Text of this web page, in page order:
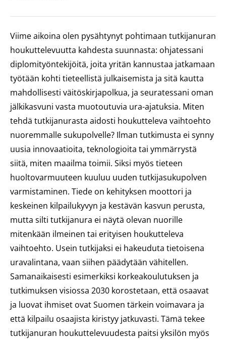
Viime aikoina olen pysähtynyt pohtimaan tutkijanuran
houkuttelevuutta kahdesta suunnasta: ohjatessani
diplomityöntekijöitä, joita yritän kannustaa jatkamaan
työtään kohti tieteellistä julkaisemista ja sitä kautta
mahdollisesti väitöskirjapolkua, ja seuratessani oman
jälkikasvuni vasta muotoutuvia ura-ajatuksia. Miten
tehdä tutkijanurasta aidosti houkutteleva vaihtoehto
nuoremmalle sukupolvelle? Ilman tutkimusta ei synny
uusia innovaatioita, teknologioita tai ymmärrystä
siitä, miten maailma toimii. Siksi myös tieteen
huoltovarmuuteen kuuluu uuden tutkijasukupolven
varmistaminen. Tiede on kehityksen moottori ja
keskeinen kilpailukyvyn ja kestävän kasvun perusta,
mutta silti tutkijanura ei näytä olevan nuorille
mitenkään ilmeinen tai erityisen houkutteleva
vaihtoehto. Usein tutkijaksi ei hakeuduta tietoisena
uravalintana, vaan siihen päädytään vähitellen.
Samanaikaisesti esimerkiksi korkeakoulutuksen ja
tutkimuksen visiossa 2030 korostetaan, että osaavat
ja luovat ihmiset ovat Suomen tärkein voimavara ja
että kilpailu osaajista kiristyy jatkuvasti. Tämä tekee
tutkijanuran houkuttelevuudesta paitsi yksilön myös